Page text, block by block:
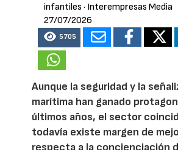
infantiles · Interempresas Media
27/07/2026
5705
Aunque la seguridad y la
marítima han ganado
últimos años, el sector
todavía existe margen de
respecta a la concienciación